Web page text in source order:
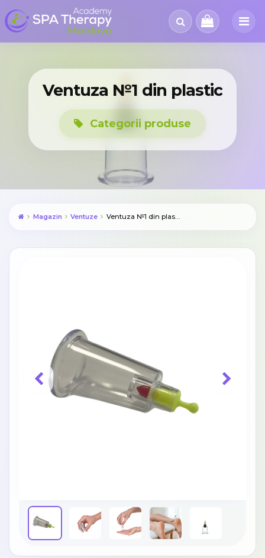
Ventuza №1 din plastic
Categorii produse
Magazin Ventuze Ventuza №1 din plastic